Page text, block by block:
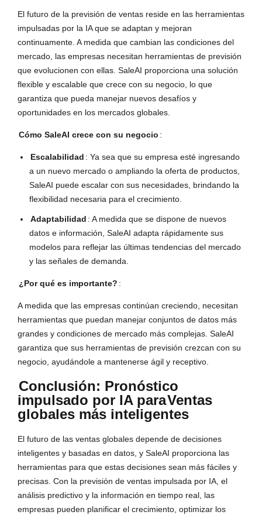
El futuro de la previsión de ventas reside en las herramientas
impulsadas por la IA que se adaptan y mejoran
continuamente. A medida que cambian las condiciones del
mercado, las empresas necesitan herramientas de previsión
que evolucionen con ellas. SaleAI proporciona una solución
flexible y escalable que crece con su negocio, lo que
garantiza que pueda manejar nuevos desafíos y
oportunidades en los mercados globales.
Cómo SaleAI crece con su negocio :
Escalabilidad : Ya sea que su empresa esté ingresando
a un nuevo mercado o ampliando la oferta de productos,
SaleAI puede escalar con sus necesidades, brindando la
flexibilidad necesaria para el crecimiento.
Adaptabilidad : A medida que se dispone de nuevos
datos e información, SaleAI adapta rápidamente sus
modelos para reflejar las últimas tendencias del mercado
y las señales de demanda.
¿Por qué es importante? :
A medida que las empresas continúan creciendo, necesitan
herramientas que puedan manejar conjuntos de datos más
grandes y condiciones de mercado más complejas. SaleAI
garantiza que sus herramientas de previsión crezcan con su
negocio, ayudándole a mantenerse ágil y receptivo.
Conclusión: Pronóstico
impulsado por IA paraVentas
globales más inteligentes
El futuro de las ventas globales depende de decisiones
inteligentes y basadas en datos, y SaleAI proporciona las
herramientas para que estas decisiones sean más fáciles y
precisas. Con la previsión de ventas impulsada por IA, el
análisis predictivo y la información en tiempo real, las
empresas pueden planificar el crecimiento, optimizar los